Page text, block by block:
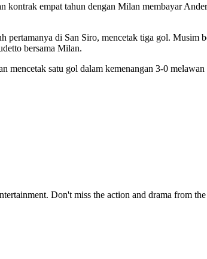
kontrak empat tahun dengan Milan membayar
di San Siro, mencetak tiga gol. Musim
bersama Milan.
mencetak satu gol dalam kemenangan 3-0
Don't miss the action and drama from